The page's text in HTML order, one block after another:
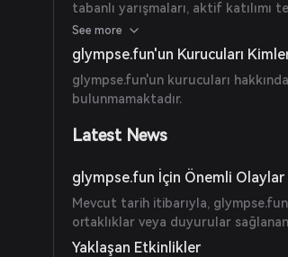
tabanlı yarışmaları, aktif katılımı
Yaratıcılar işlem ücretleri ve
yaratıcı etkileşimini tahmin
See more
glympse.fun'un Kurucuları
glympse.fun'un kurucuları
bulunmamaktadır.
Latest News
glympse.fun İçin Önemli Olaylar
Mevcut tarih itibarıyla,
ortaklıklar veya duyurular
Yaklaşan Etkinlikler